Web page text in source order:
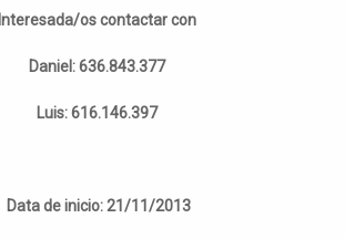
Interesada/os contactar con
Daniel: 636.843.377
Luis: 616.146.397
Data de inicio: 21/11/2013